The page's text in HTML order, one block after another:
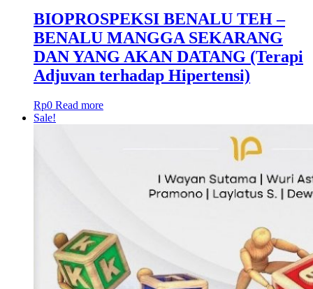
BIOPROSPEKSI BENALU TEH –
BENALU MANGGA SEKARANG
DAN YANG AKAN DATANG (Terapi
Adjuvan terhadap Hipertensi)
Rp0 Read more
Sale!